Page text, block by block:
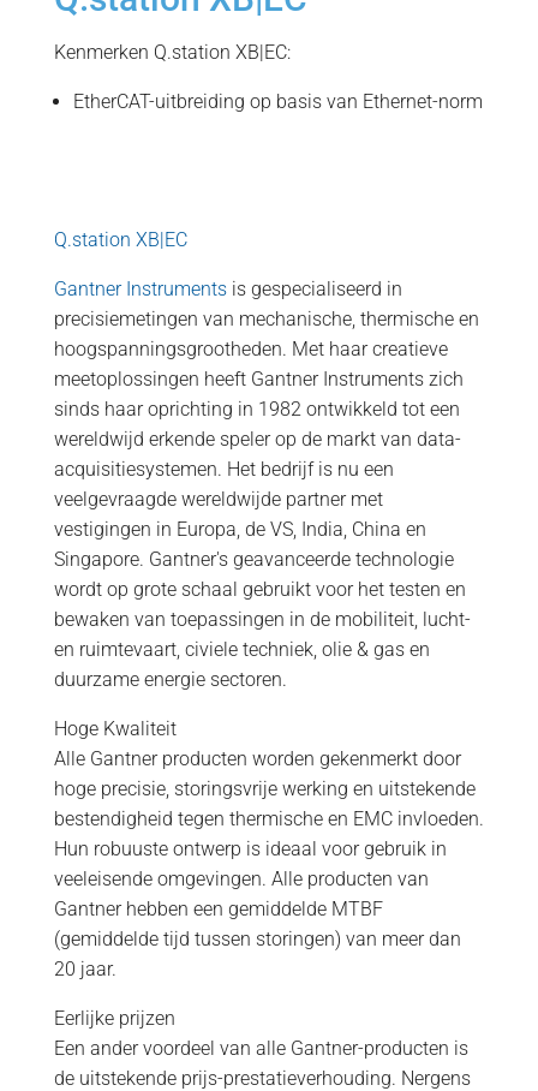
Kenmerken Q.station XB|EC:
EtherCAT-uitbreiding op basis van Ethernet-norm
Q.station XB|EC
Gantner Instrumentsis gespecialiseerd in
precisiemetingen van mechanische, thermische en
hoogspanningsgrootheden. Met haar creatieve
meetoplossingen heeft Gantner Instruments zich
sinds haar oprichting in 1982 ontwikkeld tot een
wereldwijd erkende speler op de markt van data-
acquisitiesystemen. Het bedrijf is nu een
veelgevraagde wereldwijde partner met
vestigingen in Europa, de VS, India, China en
Singapore. Gantner's geavanceerde technologie
wordt op grote schaal gebruikt voor het testen en
bewaken van toepassingen in de mobiliteit, lucht-
en ruimtevaart, civiele techniek, olie & gas en
duurzame energie sectoren.
Hoge Kwaliteit
Alle Gantner producten worden gekenmerkt door
hoge precisie, storingsvrije werking en uitstekende
bestendigheid tegen thermische en EMC invloeden.
Hun robuuste ontwerp is ideaal voor gebruik in
veeleisende omgevingen. Alle producten van
Gantner hebben een gemiddelde MTBF
(gemiddelde tijd tussen storingen) van meer dan
20 jaar.
Eerlijke prijzen
Een ander voordeel van alle Gantner-producten is
de uitstekende prijs-prestatieverhouding. Nergens